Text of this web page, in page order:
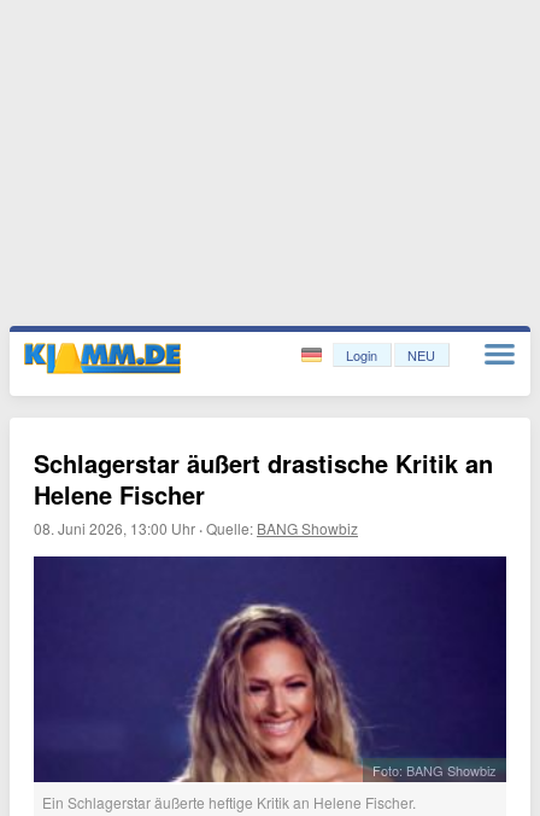
Login NEU
Schlagerstar äußert drastische Kritik an
Helene Fischer
08. Juni 2026, 13:00 Uhr ·Quelle: BANG Showbiz
Foto: BANG Showbiz
Ein Schlagerstar äußerte heftige Kritik an Helene Fischer.